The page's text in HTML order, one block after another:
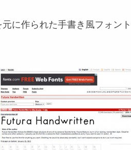
に作られた手書き風フォント